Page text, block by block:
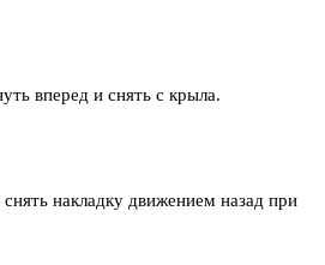
вперед и снять с крыла.
накладку движением назад при